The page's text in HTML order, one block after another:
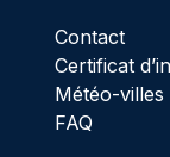
Contact
Certificat
Météo-villes
FAQ